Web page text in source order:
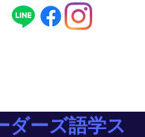
ダーズ語学ス